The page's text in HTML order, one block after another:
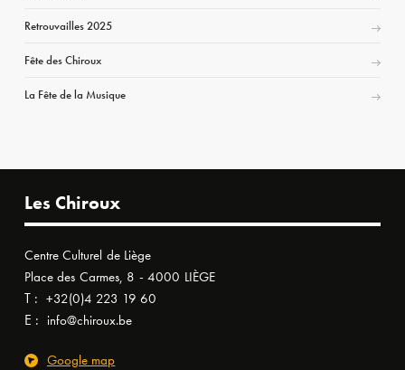
Retrouvailles 2025
Fête des Chiroux
La Fête de la Musique
Les Chiroux
Centre Culturel de Liège
Place des Carmes, 8 - 4000 LIÈGE
T : +32(0)4 223 19 60
E : info@chiroux.be
Google map